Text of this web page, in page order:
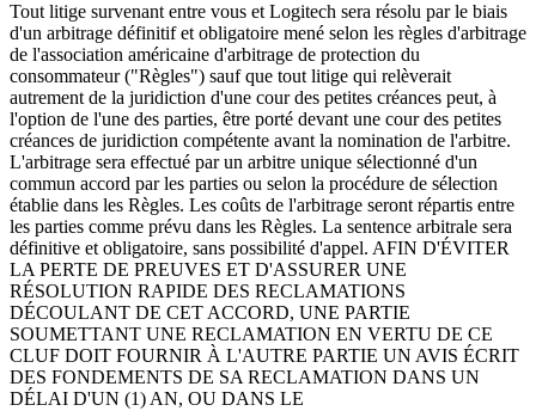
Tout litige survenant entre vous et Logitech sera résolu par le biais
d'un arbitrage définitif et obligatoire mené selon les règles d'arbitrage
de l'association américaine d'arbitrage de protection du
consommateur ("Règles") sauf que tout litige qui relèverait
autrement de la juridiction d'une cour des petites créances peut, à
l'option de l'une des parties, être porté devant une cour des petites
créances de juridiction compétente avant la nomination de l'arbitre.
L'arbitrage sera effectué par un arbitre unique sélectionné d'un
commun accord par les parties ou selon la procédure de sélection
établie dans les Règles. Les coûts de l'arbitrage seront répartis entre
les parties comme prévu dans les Règles. La sentence arbitrale sera
définitive et obligatoire, sans possibilité d'appel. AFIN D'ÉVITER
LA PERTE DE PREUVES ET D'ASSURER UNE
RÉSOLUTION RAPIDE DES RECLAMATIONS
DÉCOULANT DE CET ACCORD, UNE PARTIE
SOUMETTANT UNE RECLAMATION EN VERTU DE CE
CLUF DOIT FOURNIR À L'AUTRE PARTIE UN AVIS ÉCRIT
DES FONDEMENTS DE SA RECLAMATION DANS UN
DÉLAI D'UN (1) AN, OU DANS LE